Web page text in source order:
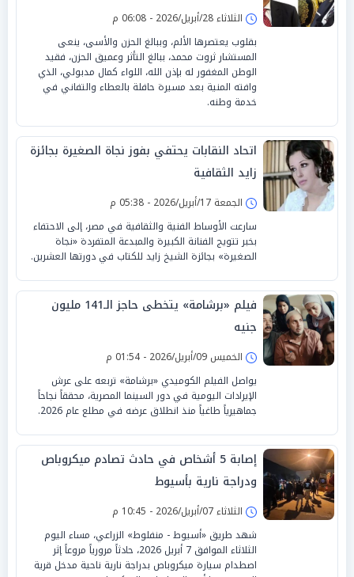
الثلاثاء 28/أبريل/2026 - 06:08 م
بقلوب يعتصرها الألم، وببالغ الحزن والأسى، ينعى
المستشار ثروت محمد، ببالغ التأثر وعميق الحزن، فقيد
الوطن المغفور له بإذن الله، اللواء كمال مدبولي، الذي
وافته المنية بعد مسيرة حافلة بالعطاء والتفاني في
خدمة وطنه.
اتحاد النقابات يحتفي بفوز نجاة الصغيرة بجائزة
زايد الثقافية
الجمعة 17/أبريل/2026 - 05:38 م
سارعت الأوساط الفنية والثقافية في مصر، إلى الاحتفاء
بخبر تتويج الفنانة الكبيرة والمبدعة المتفردة «نجاة
الصغيرة» بجائزة الشيخ زايد للكتاب في دورتها العشرين.
فيلم «برشامة» يتخطى حاجز الـ141 مليون
جنيه
الخميس 09/أبريل/2026 - 01:54 م
يواصل الفيلم الكوميدي «برشامة» تربعه على عرش
الإيرادات اليومية في دور السينما المصرية، محققاً نجاحاً
جماهيرياً طاغياً منذ انطلاق عرضه في مطلع عام 2026.
إصابة 5 أشخاص في حادث تصادم ميكروباص
ودراجة نارية بأسيوط
الثلاثاء 07/أبريل/2026 - 10:45 م
شهد طريق «أسيوط - منفلوط» الزراعي، مساء اليوم
الثلاثاء الموافق 7 أبريل 2026، حادثاً مرورياً مروعاً إثر
اصطدام سيارة ميكروباص بدراجة نارية ناحية مدخل قرية